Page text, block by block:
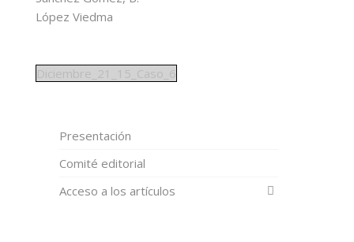
López Viedma
Diciembre_21_15_Caso_6
Presentación
Comité editorial
Acceso a los artículos